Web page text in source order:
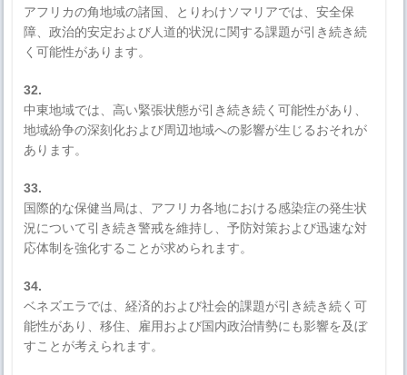
アフリカの角地域の諸国、とりわけソマリアでは、安全保
障、政治的安定および人道的状況に関する課題が引き続き続
く可能性があります。
32.
中東地域では、高い緊張状態が引き続き続く可能性があり、
地域紛争の深刻化および周辺地域への影響が生じるおそれが
あります。
33.
国際的な保健当局は、アフリカ各地における感染症の発生状
況について引き続き警戒を維持し、予防対策および迅速な対
応体制を強化することが求められます。
34.
ベネズエラでは、経済的および社会的課題が引き続き続く可
能性があり、移住、雇用および国内政治情勢にも影響を及ぼ
すことが考えられます。